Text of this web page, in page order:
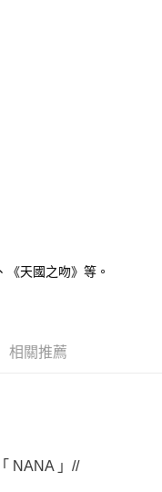
付方式。 讓您購物簡單
轉至「AFTEE先享後付」
結帳。
易完成。
您需要取消訂單，請聯絡
support/home
先享後付」服務完成之交
交易相關給付款項請求債
《天國之吻》等。
相關推薦
NANA 」//